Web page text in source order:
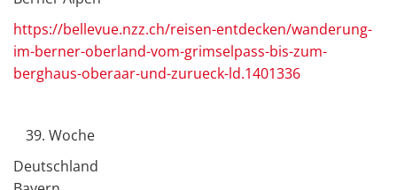
https://bellevue.nzz.ch/reisen-entdecken/wanderung-
im-berner-oberland-vom-grimselpass-bis-zum-
berghaus-oberaar-und-zurueck-ld.1401336
Woche
Deutschland